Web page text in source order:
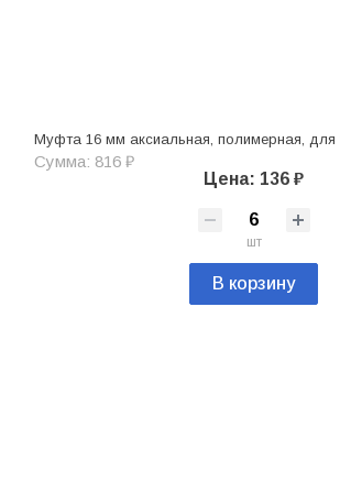
Муфта 16 мм аксиальная, полимерная, для
Сумма: 816 ₽
Цена: 136 ₽
шт
В корзину